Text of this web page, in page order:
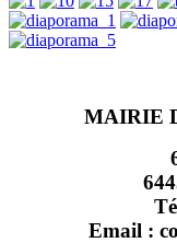
MAIRIE
Email :